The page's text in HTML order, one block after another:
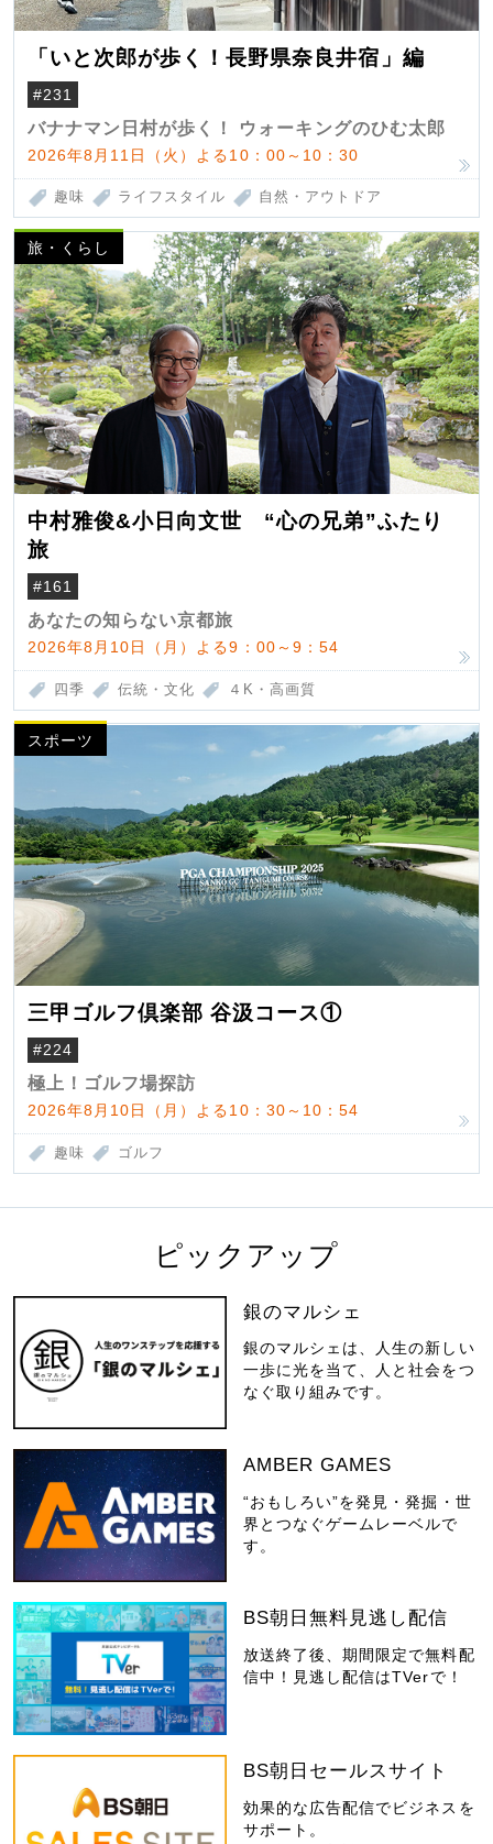
「いと次郎が歩く！長野県奈良井宿」編
#231
バナナマン日村が歩く！ ウォーキングのひむ太郎
2026年8月11日（火）よる10：00～10：30
趣味 ライフスタイル 自然・アウトドア
旅・くらし
中村雅俊&小日向文世 “心の兄弟”ふたり
旅
#161
あなたの知らない京都旅
2026年8月10日（月）よる9：00～9：54
四季 伝統・文化 ４K・高画質
スポーツ
三甲ゴルフ倶楽部 谷汲コース①
#224
極上！ゴルフ場探訪
2026年8月10日（月）よる10：30～10：54
趣味 ゴルフ
ピックアップ
銀のマルシェ
銀のマルシェは、人生の新しい
一歩に光を当て、人と社会をつ
なぐ取り組みです。
AMBER GAMES
“おもしろい”を発見・発掘・世
界とつなぐゲームレーベルで
す。
BS朝日無料見逃し配信
放送終了後、期間限定で無料配
信中！見逃し配信はTVerで！
BS朝日セールスサイト
効果的な広告配信でビジネスを
サポート。